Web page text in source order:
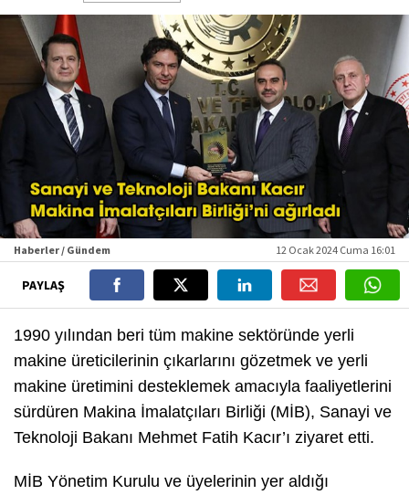
Haberler / Gündem 12 Ocak 2024 Cuma 16:01
PAYLAŞ
1990 yılından beri tüm makine sektöründe yerli
makine üreticilerinin çıkarlarını gözetmek ve yerli
makine üretimini desteklemek amacıyla faaliyetlerini
sürdüren Makina İmalatçıları Birliği (MİB), Sanayi ve
Teknoloji Bakanı Mehmet Fatih Kacır’ı ziyaret etti.
MİB Yönetim Kurulu ve üyelerinin yer aldığı